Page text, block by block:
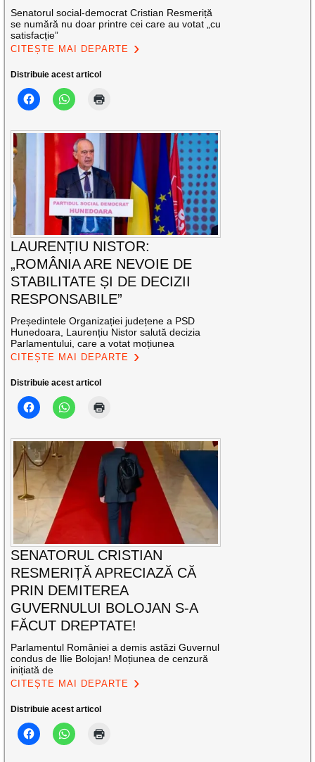
Senatorul social-democrat Cristian Resmeriță
se numără nu doar printre cei care au votat „cu
satisfacție”
CITEȘTE MAI DEPARTE
Distribuie acest articol
LAURENȚIU NISTOR:
„ROMÂNIA ARE NEVOIE DE
STABILITATE ȘI DE DECIZII
RESPONSABILE”
Președintele Organizației județene a PSD
Hunedoara, Laurențiu Nistor salută decizia
Parlamentului, care a votat moțiunea
CITEȘTE MAI DEPARTE
Distribuie acest articol
SENATORUL CRISTIAN
RESMERIȚĂ APRECIAZĂ CĂ
PRIN DEMITEREA
GUVERNULUI BOLOJAN S-A
FĂCUT DREPTATE!
Parlamentul României a demis astăzi Guvernul
condus de Ilie Bolojan! Moțiunea de cenzură
inițiată de
CITEȘTE MAI DEPARTE
Distribuie acest articol